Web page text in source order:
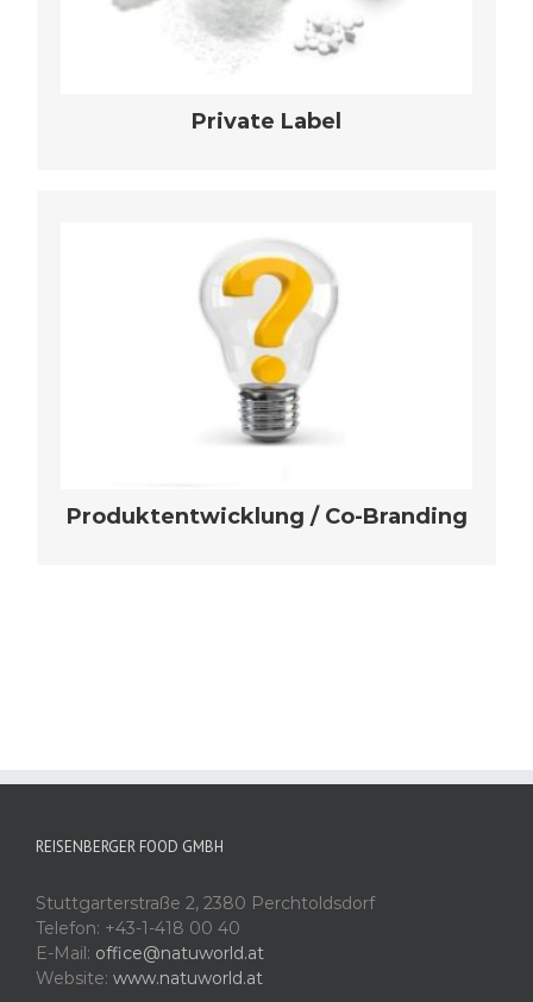
Private Label
mehr erfahren
Produktentwicklung / Co-Branding
speziell an Ihre Wünsche angepasste,
bedarfsorientierte Produktentwicklungen
mehr erfahren
REISENBERGER FOOD GMBH
Stuttgarterstraße 2, 2380 Perchtoldsdorf
Telefon: +43-1-418 00 40
E-Mail: office@natuworld.at
Website: www.natuworld.at